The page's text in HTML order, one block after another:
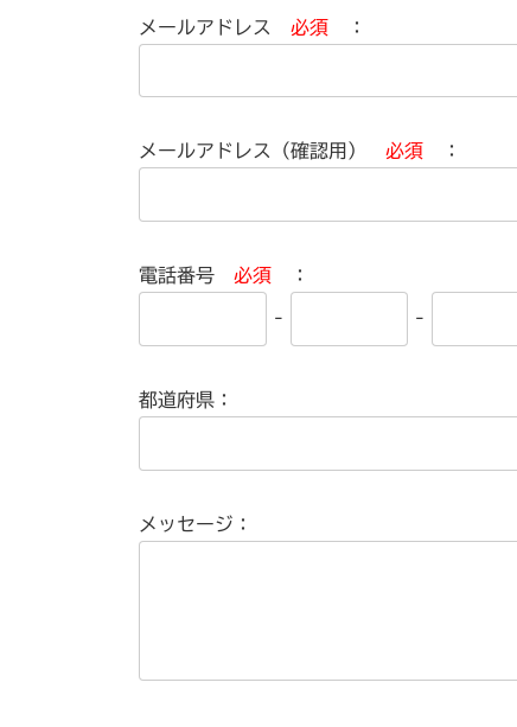
メールアドレス 必須 ：
メールアドレス（確認用） 必須 ：
電話番号 必須 ：
- -
都道府県：
メッセージ：